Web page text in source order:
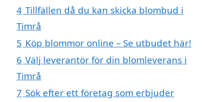
4 Tillfällen då du kan skicka blombud i
Timrå
5 Köp blommor online – Se utbudet här!
6 Välj leverantör för din blomleverans i
Timrå
7 Sök efter ett företag som erbjuder